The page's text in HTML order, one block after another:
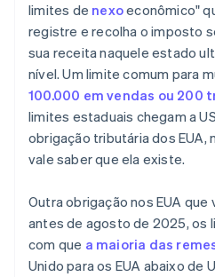
limites de nexoeconômico"
registre e recolha o imposto
sua receita naquele estado
nível. Um limite comum para
100.000 em vendas ou 200
limites estaduais chegam a
obrigação tributária dos EUA,
vale saber que ela existe.
Outra obrigação nos EUA que
antes de agosto de 2025, os
com que a maioria das
Unido para os EUA abaixo